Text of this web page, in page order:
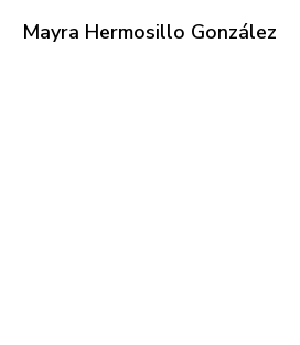
Mayra Hermosillo González